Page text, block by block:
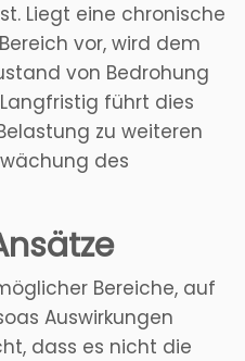
Liegt eine chronische
vor, wird dem
von Bedrohung
führt dies
zu weiteren
des
Bereiche, auf
Auswirkungen
dass es nicht die